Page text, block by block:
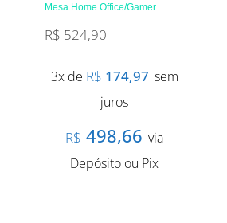
Mesa Home Office/Gamer
R$ 524,90
3x de R$ 174,97 sem
juros
R$ 498,66 via
Depósito ou Pix